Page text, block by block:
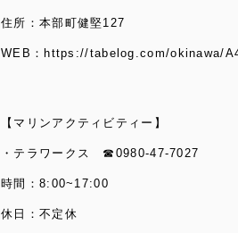
住所：本部町健堅127
WEB： https://tabelog.com/okinawa/
【マリンアクティビティー】
・テラワークス ☎0980-47-7027
時間：8:00~17:00
休日：不定休